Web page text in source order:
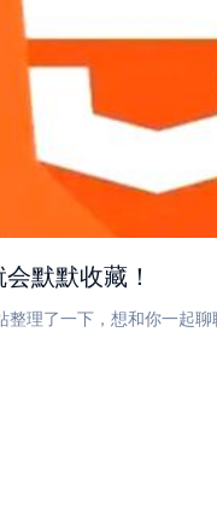
默默收藏！
理了一下，想和你一起